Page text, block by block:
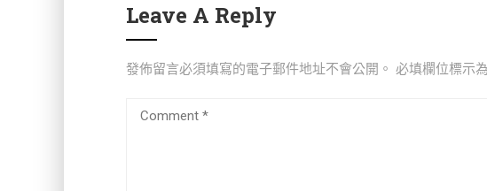
Leave A Reply
發佈留言必須填寫的電子郵件地址不會公開。 必填欄位標示為